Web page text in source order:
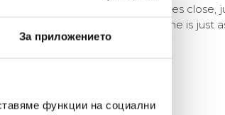
За приложението
функции на социални
Eichholtz keeps your loved ones close,
the Mulholland frame. This frame is just
Линковска